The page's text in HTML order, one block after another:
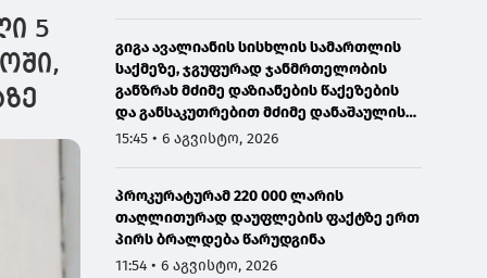
5
გიგა ავალიანის სისხლის სამართლის
საქმეზე, ჯგუფურად ჯანმრთელობის
განზრახ მძიმე დაზიანების წაქეზების
და განსაკუთრებით მძიმე დანაშაულის
შეუტყობინებლობის ფაქტებზე ორ პირს
15:45 • 6 აგვისტო, 2026
პროკურატურამ 220 000 ლარის
თაღლითურად დაუფლების ფაქტზე ერთ
პირს ბრალდება წარუდგინა
11:54 • 6 აგვისტო, 2026